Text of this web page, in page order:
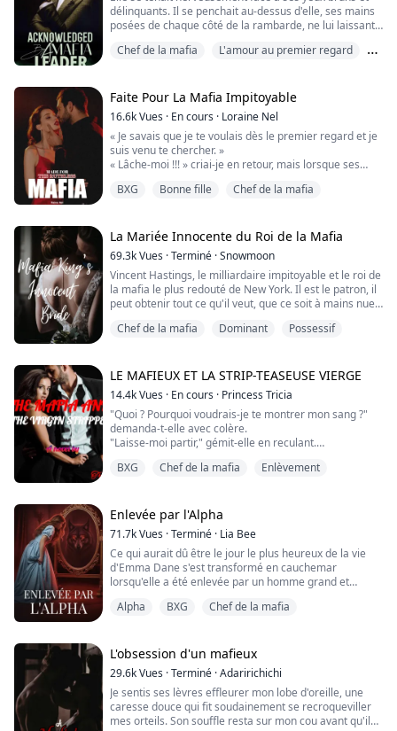
délinquants. Il se penchait au-dessus d'elle, ses mains
posées de chaque côté de la rambarde, ne lui laissant
verrouillés aux siens. Plus il se rapprochait, plus son
l'éviter, il revenait toujours...
Chef de la mafia
L'amour au premier regard
Faite Pour La Mafia Impitoyable
16.6kVues · En cours · Loraine Nel
« Je savais que je te voulais dès le premier regard et je
suis venu te chercher. »
« Lâche-moi !!! » criai-je en retour, mais lorsque ses
gémissement s'échappa de mes lèvres.
ma colonne vertébrale et mes cuisses en feu. J'avalai
difficilement et hochai la tête. « J'...
BXG Bonne fille Chef de la mafia
La Mariée Innocente du Roi de la Mafia
69.3kVues ·Terminé ·Snowmoon
Vincent Hastings, le milliardaire impitoyable et le roi de
la mafia le plus redouté de New York. Il est le patron, il
peut obtenir tout ce qu'il veut, que ce soit à mains nues
la plus jeune fille d'Albert Laurens, l'un des hommes les
vo...
Chef de la mafia Dominant Possessif
LE MAFIEUX ET LA STRIP-TEASEUSE VIERGE
14.4kVues · En cours · Princess Tricia
"Quoi ? Pourquoi voudrais-je te montrer mon sang ?"
demanda-t-elle avec colère.
"Laisse-moi partir," gémit-elle en reculant.
la voix.
Aussitôt qu'elle dit cela, il s'éloigna d'elle et resta là, la
regardant avec incrédulité.
...
BXG Chef de la mafia Enlèvement
Enlevée par l'Alpha
71.7kVues ·Terminé · Lia Bee
Ce qui aurait dû être le jour le plus heureux de la vie
d'Emma Dane s'est transformé en cauchemar
lorsqu'elle a été enlevée par un homme grand et
idée, un monde qu'elle pensait ne jamais accepter.
Mais bien sûr, Emma était déterminée à échapper à
l'ét...
Alpha BXG Chef de la mafia
L'obsession d'un mafieux
29.6kVues ·Terminé ·Adaririchichi
Je sentis ses lèvres effleurer mon lobe d'oreille, une
caresse douce qui fit soudainement se recroqueviller
mes orteils. Son souffle resta sur mon cou avant qu'il